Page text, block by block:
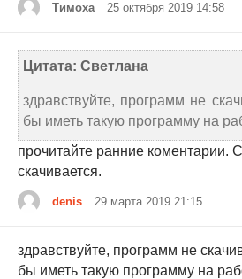
Тимоха 25 октября 2019 14:58
Цитата: Светлана
здравствуйте, программ не
бы иметь такую программу на
прочитайте ранние коментарии.
скачивается.
denis 29 марта 2019 21:15
здравствуйте, программ не
бы иметь такую программу на